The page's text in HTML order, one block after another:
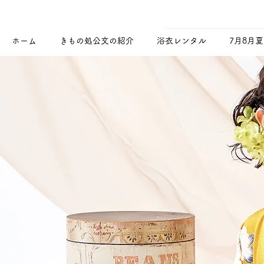
ホーム きもの処公文の紹介 浴衣レンタル 7月8月